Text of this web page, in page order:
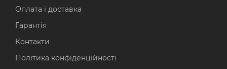
Оплата і доставка
Гарантія
Контакти
Політика конфіденційності